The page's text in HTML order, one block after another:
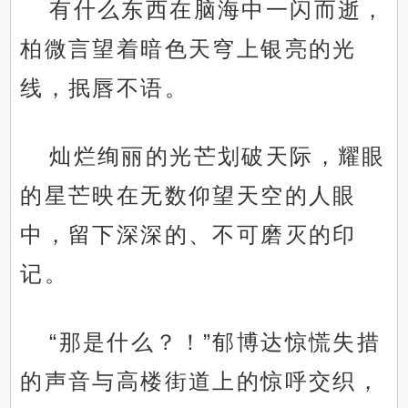
有什么东西在脑海中一闪而逝，
柏微言望着暗色天穹上银亮的光
线，抿唇不语。
灿烂绚丽的光芒划破天际，耀眼
的星芒映在无数仰望天空的人眼
中，留下深深的、不可磨灭的印
记。
“那是什么？！”郁博达惊慌失措
的声音与高楼街道上的惊呼交织，